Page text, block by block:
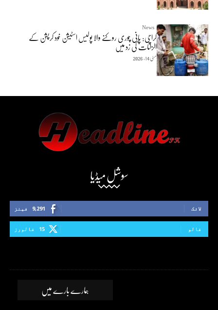
News
کراچی: پانی چوری روکنے والا پولیس اسٹیشن خود کرپشن کے
الزامات کی زد میں
مئی 14, 2026
سوشل میڈیا
9,291 فینز لائک
15 فالورز فالو
ہمارے بارے میں